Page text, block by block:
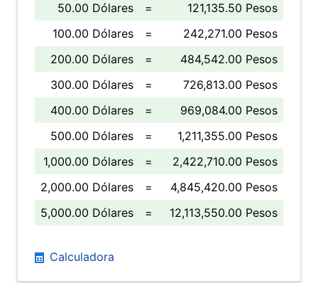
50.00 Dólares
=
121,135.50 Pesos
100.00 Dólares
=
242,271.00 Pesos
200.00 Dólares
=
484,542.00 Pesos
300.00 Dólares
=
726,813.00 Pesos
400.00 Dólares
=
969,084.00 Pesos
500.00 Dólares
=
1,211,355.00 Pesos
1,000.00 Dólares
=
2,422,710.00 Pesos
2,000.00 Dólares
=
4,845,420.00 Pesos
5,000.00 Dólares
= 12,113,550.00 Pesos
Calculadora